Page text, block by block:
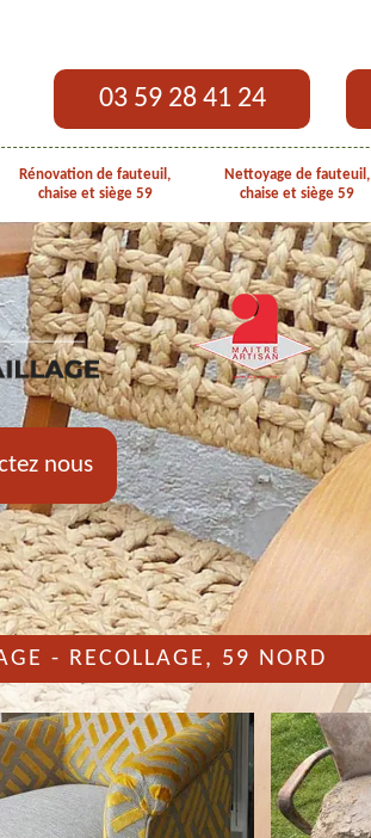
03 59 28 41 24
Rénovation de fauteuil,
chaise et siège 59
Nettoyage de fauteuil,
chaise et siège 59
nous
- RECOLLAGE, 59 NORD